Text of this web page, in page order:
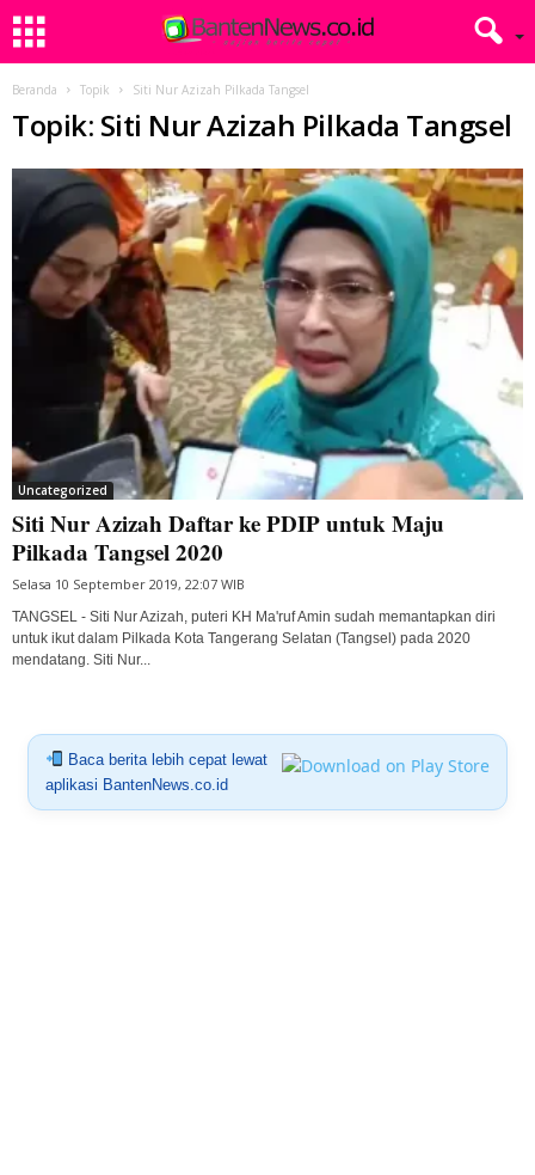
Beranda Topik Siti Nur Azizah Pilkada Tangsel
Topik: Siti Nur Azizah Pilkada Tangsel
Uncategorized
Siti Nur Azizah Daftar ke PDIP untuk Maju
Pilkada Tangsel 2020
Selasa 10 September 2019, 22:07 WIB
TANGSEL - Siti Nur Azizah, puteri KH Ma'ruf Amin sudah memantapkan diri
untuk ikut dalam Pilkada Kota Tangerang Selatan (Tangsel) pada 2020
mendatang. Siti Nur...
Baca berita lebih cepat lewat
aplikasi BantenNews.co.id